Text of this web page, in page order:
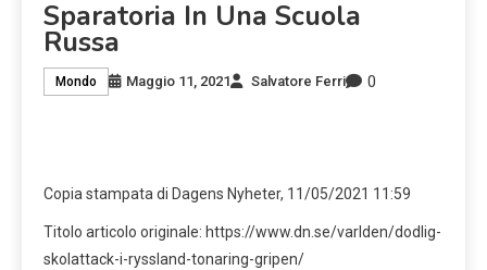
Sparatoria In Una Scuola
Russa
Mondo Maggio 11, 2021 Salvatore Ferri 0
Copia stampata di Dagens Nyheter, 11/05/2021 11:59
Titolo articolo originale: https://www.dn.se/varlden/dodlig-
skolattack-i-ryssland-tonaring-gripen/